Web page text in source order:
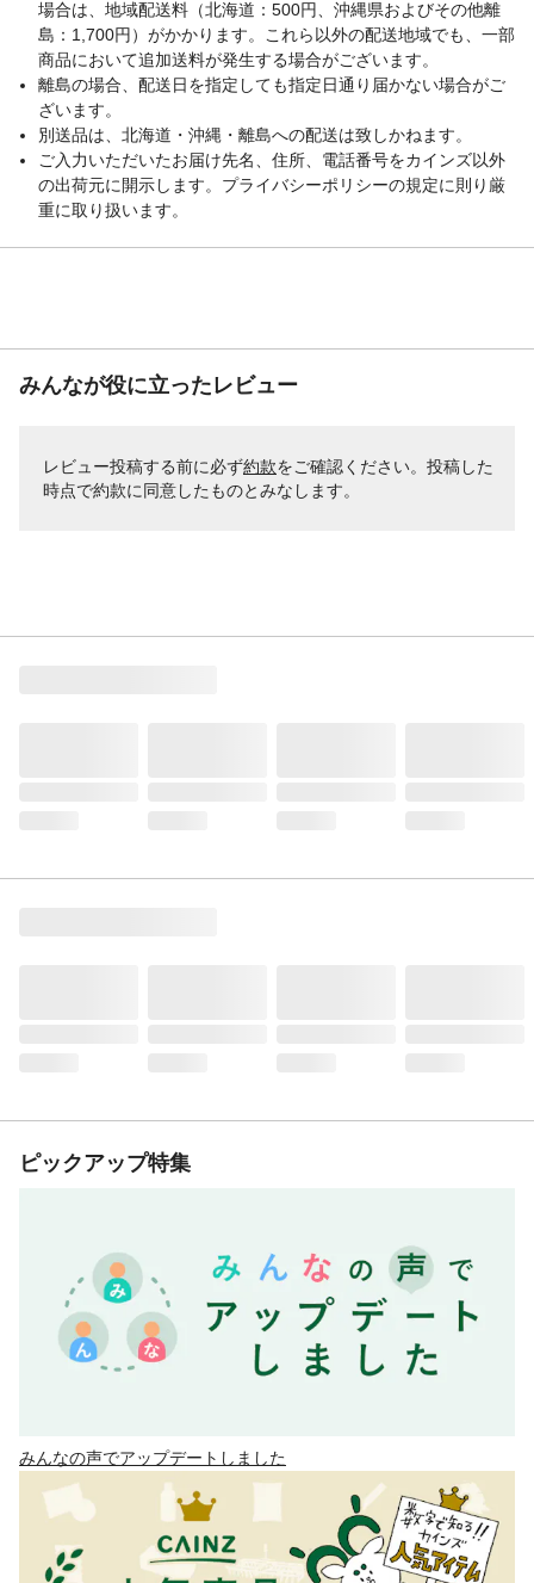
場合は、地域配送料（北海道：500円、沖縄県およびその他離
島：1,700円）がかかります。これら以外の配送地域でも、一部
商品において追加送料が発生する場合がございます。
離島の場合、配送日を指定しても指定日通り届かない場合がご
ざいます。
別送品は、北海道・沖縄・離島への配送は致しかねます。
ご入力いただいたお届け先名、住所、電話番号をカインズ以外
の出荷元に開示します。プライバシーポリシーの規定に則り厳
重に取り扱います。
みんなが役に立ったレビュー
レビュー投稿する前に必ず約款をご確認ください。投稿した
時点で約款に同意したものとみなします。
ピックアップ特集
みんなの声でアップデートしました